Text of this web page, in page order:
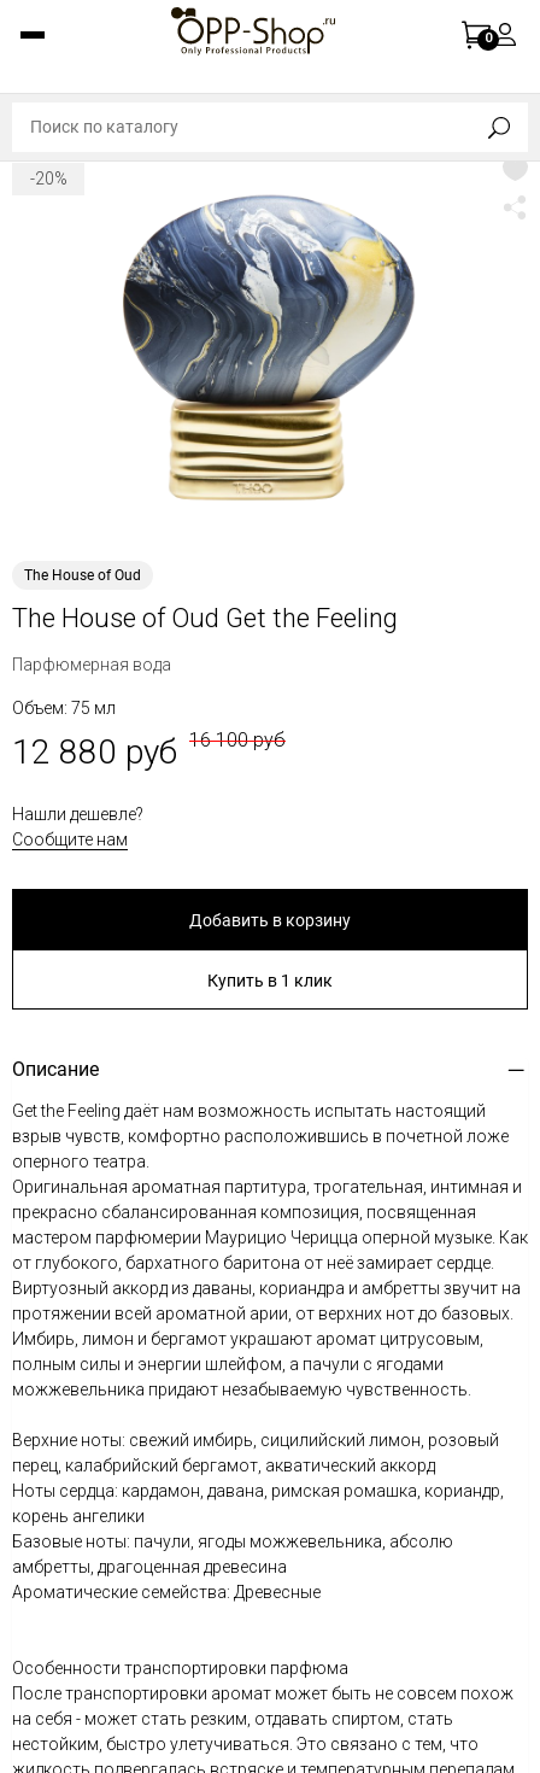
0
-20%
The House of Oud
The House of Oud Get the Feeling
Парфюмерная вода
Объем: 75 мл
12 880 руб 16 100 руб
Нашли дешевле?
Сообщите нам
Добавить в корзину
Купить в 1 клик
Описание
Get the Feeling даёт нам возможность испытать настоящий
взрыв чувств, комфортно расположившись в почетной ложе
оперного театра.
Оригинальная ароматная партитура, трогательная, интимная и
прекрасно сбалансированная композиция, посвященная
мастером парфюмерии Маурицио Черицца оперной музыке. Как
от глубокого, бархатного баритона от неё замирает сердце.
Виртуозный аккорд из даваны, кориандра и амбретты звучит на
протяжении всей ароматной арии, от верхних нот до базовых.
Имбирь, лимон и бергамот украшают аромат цитрусовым,
полным силы и энергии шлейфом, а пачули с ягодами
можжевельника придают незабываемую чувственность.
Верхние ноты: свежий имбирь, сицилийский лимон, розовый
перец, калабрийский бергамот, акватический аккорд
Ноты сердца: кардамон, давана, римская ромашка, кориандр,
корень ангелики
Базовые ноты: пачули, ягоды можжевельника, абсолю
амбретты, драгоценная древесина
Ароматические семейства: Древесные
Особенности транспортировки парфюма
После транспортировки аромат может быть не совсем похож
на себя - может стать резким, отдавать спиртом, стать
нестойким, быстро улетучиваться. Это связано с тем, что